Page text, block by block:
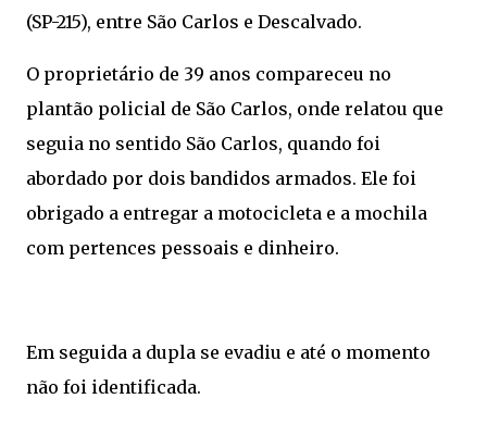
(SP-215), entre São Carlos e Descalvado.
O proprietário de 39 anos compareceu no
plantão policial de São Carlos, onde relatou que
seguia no sentido São Carlos, quando foi
abordado por dois bandidos armados. Ele foi
obrigado a entregar a motocicleta e a mochila
com pertences pessoais e dinheiro.
Em seguida a dupla se evadiu e até o momento
não foi identificada.